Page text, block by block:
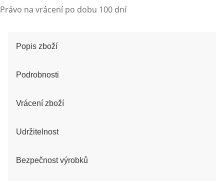
Právo na vrácení po dobu 100 dní
Popis zboží
Podrobnosti
Vrácení zboží
Udržitelnost
Bezpečnost výrobků